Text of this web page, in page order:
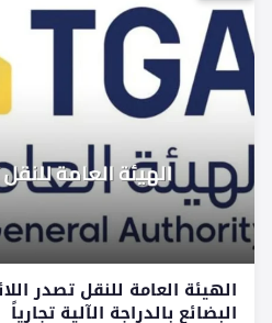
الهيئة العامة للنقل تصدر
البضائع بالدراجة الآلية تجارياً